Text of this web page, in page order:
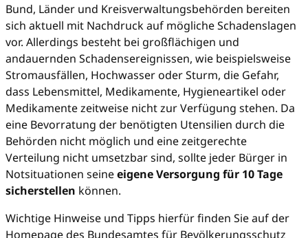
Bund, Länder und Kreisverwaltungsbehörden bereiten
sich aktuell mit Nachdruck auf mögliche Schadenslagen
vor. Allerdings besteht bei großflächigen und
andauernden Schadensereignissen, wie beispielsweise
Stromausfällen, Hochwasser oder Sturm, die Gefahr,
dass Lebensmittel, Medikamente, Hygieneartikel oder
Medikamente zeitweise nicht zur Verfügung stehen. Da
eine Bevorratung der benötigten Utensilien durch die
Behörden nicht möglich und eine zeitgerechte
Verteilung nicht umsetzbar sind, sollte jeder Bürger in
Notsituationen seineeigene Versorgung für 10 Tage
sicherstellen können.
Wichtige Hinweise und Tipps hierfür finden Sie auf der
Homepage des Bundesamtes für Bevölkerungsschutz